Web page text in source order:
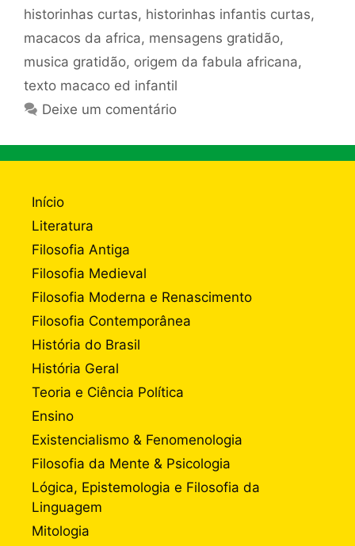
historinhas curtas, historinhas infantis curtas,
macacos da africa, mensagens gratidão,
musica gratidão, origem da fabula africana,
texto macaco ed infantil
Deixe um comentário
Início
Literatura
Filosofia Antiga
Filosofia Medieval
Filosofia Moderna e Renascimento
Filosofia Contemporânea
História do Brasil
História Geral
Teoria e Ciência Política
Ensino
Existencialismo & Fenomenologia
Filosofia da Mente & Psicologia
Lógica, Epistemologia e Filosofia da
Linguagem
Mitologia